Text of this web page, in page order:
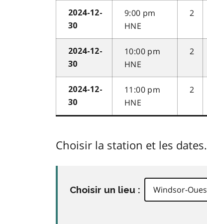
2024-12-
30
9:00 pm
HNE
2
2024-12-
30
10:00 pm
HNE
2
2024-12-
30
11:00 pm
HNE
2
Choisir la station et les dates.
Choisir un lieu :